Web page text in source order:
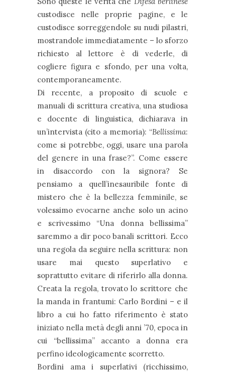
custodisce nelle proprie pagine, e le
custodisce sorreggendole su nudi pilastri,
mostrandole immediatamente – lo sforzo
richiesto al lettore è di vederle, di
cogliere figura e sfondo, per una volta,
contemporaneamente.
Di recente, a proposito di scuole e
manuali di scrittura creativa, una studiosa
e docente di linguistica, dichiarava in
un’intervista (cito a memoria): “Bellissima:
come si potrebbe, oggi, usare una parola
del genere in una frase?”. Come essere
in disaccordo con la signora? Se
pensiamo a quell’inesauribile fonte di
mistero che è la bellezza femminile, se
volessimo evocarne anche solo un acino
e scrivessimo “Una donna bellissima”
saremmo a dir poco banali scrittori. Ecco
una regola da seguire nella scrittura: non
usare mai questo superlativo e
soprattutto evitare di riferirlo alla donna.
Creata la regola, trovato lo scrittore che
la manda in frantumi: Carlo Bordini – e il
libro a cui ho fatto riferimento è stato
iniziato nella metà degli anni ’70, epoca in
cui “bellissima” accanto a donna era
perfino ideologicamente scorretto.
Bordini ama i superlativi (ricchissimo,